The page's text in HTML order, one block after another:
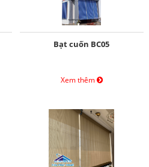
Bạt cuốn BC05
Xem thêm